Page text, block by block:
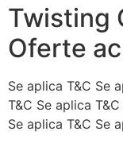
Twisting
Oferte
Se aplica T&C Se
T&C Se aplica
Se aplica T&C Se